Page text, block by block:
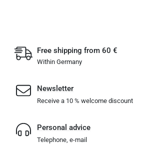
Free shipping from 60 €
Within Germany
Newsletter
Receive a 10 % welcome discount
Personal advice
Telephone, e-mail